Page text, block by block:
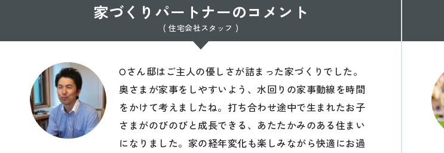
家づくりパートナーのコメント
( 住宅会社スタッフ )
Oさん邸はご主人の優しさが詰まった家づくりでした。
奥さまが家事をしやすいよう、水回りの家事動線を時間
をかけて考えましたね。打ち合わせ途中で生まれたお子
さまがのびのびと成長できる、あたたかみのある住まい
になりました。家の経年変化も楽しみながら快適にお過